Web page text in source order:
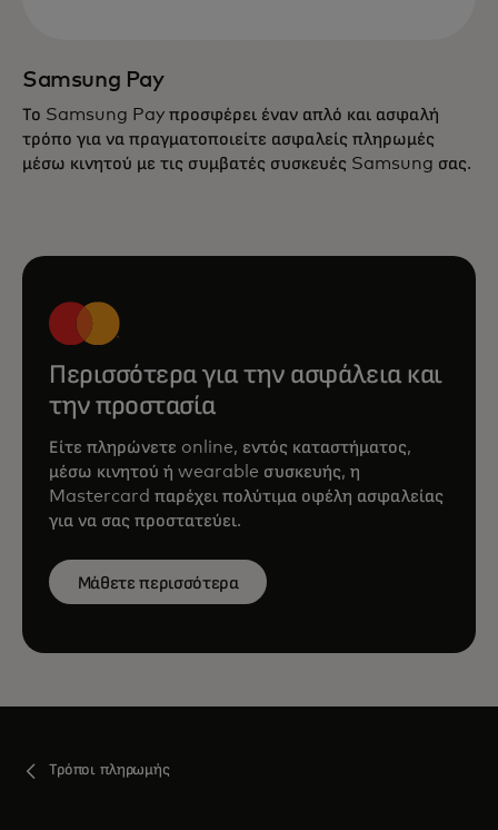
Samsung Pay
Το Samsung Pay προσφέρει έναν απλό και ασφαλή
τρόπο για να πραγματοποιείτε ασφαλείς πληρωμές
μέσω κινητού με τις συμβατές συσκευές Samsung σας.
Περισσότερα για την ασφάλεια και
την προστασία
Είτε πληρώνετε online, εντός καταστήματος,
μέσω κινητού ή wearable συσκευής, η
Mastercard παρέχει πολύτιμα οφέλη ασφαλείας
για να σας προστατεύει.
Μάθετε περισσότερα
Τρόποι πληρωμής